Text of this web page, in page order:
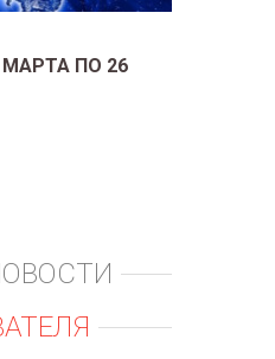
ПО 26